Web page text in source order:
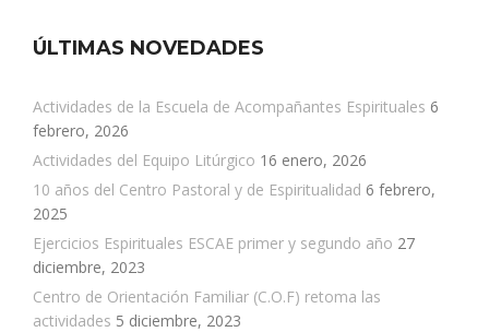
ÚLTIMAS NOVEDADES
Actividades de la Escuela de Acompañantes Espirituales 6
febrero, 2026
Actividades del Equipo Litúrgico 16 enero, 2026
10 años del Centro Pastoral y de Espiritualidad 6 febrero,
2025
Ejercicios Espirituales ESCAE primer y segundo año 27
diciembre, 2023
Centro de Orientación Familiar (C.O.F) retoma las
actividades 5 diciembre, 2023